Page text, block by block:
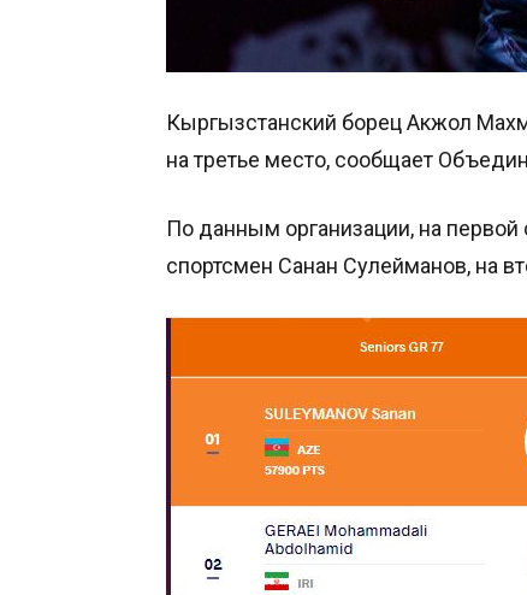
Кыргызстанский борец Акжол
на третье место, сообщает
По данным организации, на
спортсмен Санан Сулейманов, на